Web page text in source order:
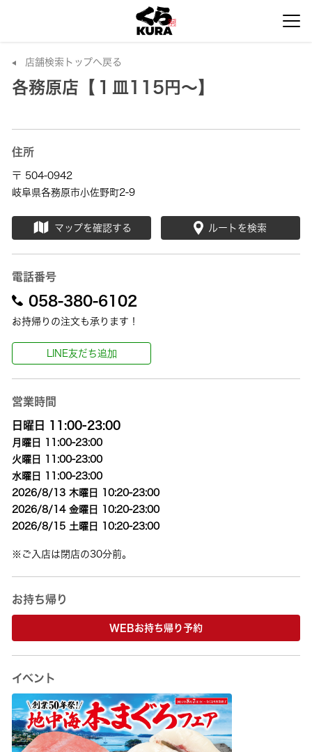
店舗検索トップへ戻る
各務原店【１皿115円～】
住所
〒 504-0942
岐阜県各務原市小佐野町2-9
マップを確認する ルートを検索
電話番号
058-380-6102
お持帰りの注文も承ります！
LINE友だち追加
営業時間
日曜日 11:00-23:00
月曜日 11:00-23:00
火曜日 11:00-23:00
水曜日 11:00-23:00
2026/8/13 木曜日 10:20-23:00
2026/8/14 金曜日 10:20-23:00
2026/8/15 土曜日 10:20-23:00
※ご入店は閉店の30分前。
お持ち帰り
WEBお持ち帰り予約
イベント